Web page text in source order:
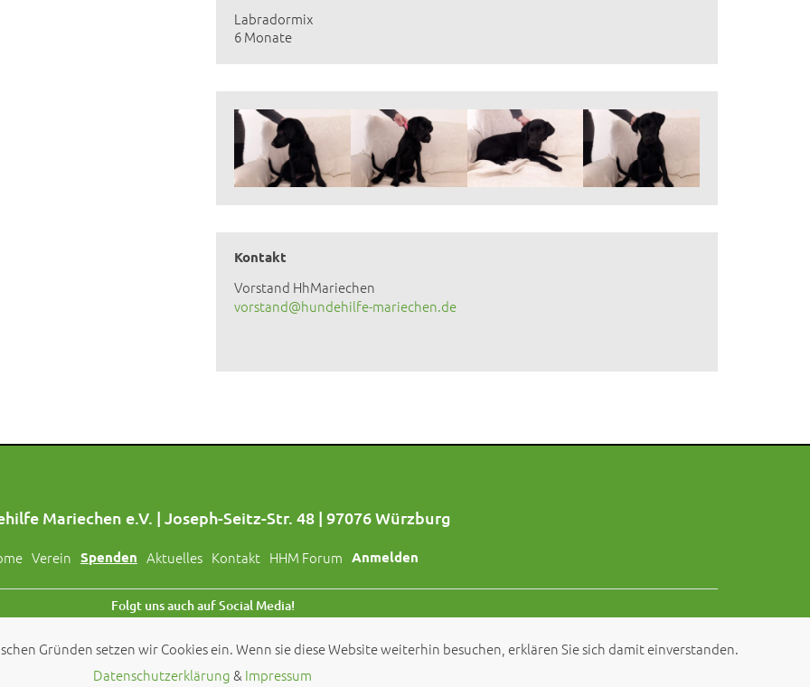
Labradormix
6 Monate
Kontakt
Vorstand HhMariechen
vorstand@hundehilfe-mariechen.de
Mariechen e.V. | Joseph-Seitz-Str. 48 | 97076 Würzburg
Verein Spenden Aktuelles Kontakt HHM Forum Anmelden
Folgt uns auch auf Social Media!
© 2026 byHundehilfe Mariechen e.V.
Gründen setzen wir Cookies ein. Wenn sie diese Website weiterhin besuchen, erklären Sie sich damit einverstanden.
Datenschutzerklärung& Impressum